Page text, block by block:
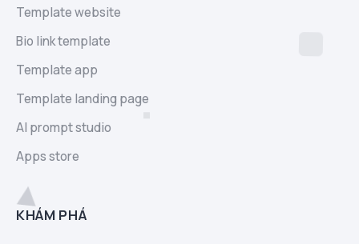
Template website
Bio link template
Template app
Template landing page
AI prompt studio
Apps store
KHÁM PHÁ